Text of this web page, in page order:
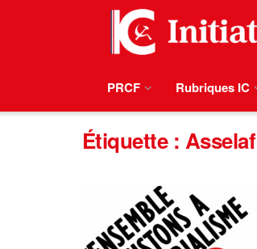
PRCF Rubriques IC
Étiquette : Asselaf